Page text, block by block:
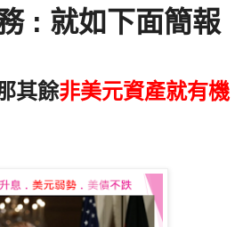
: 就如下面簡報
其餘非美元資產就有機